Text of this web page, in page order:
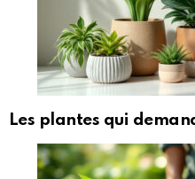
Les plantes qui